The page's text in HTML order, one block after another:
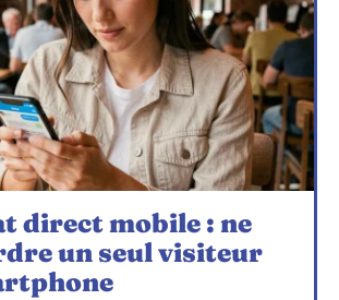
direct mobile : ne
un seul visiteur